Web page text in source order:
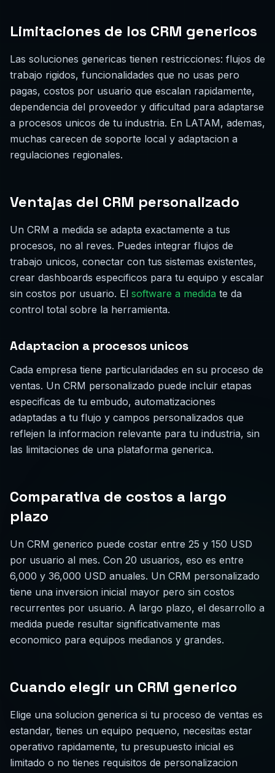
Limitaciones de los CRM genericos
Las soluciones genericas tienen restricciones: flujos de
trabajo rigidos, funcionalidades que no usas pero
pagas, costos por usuario que escalan rapidamente,
dependencia del proveedor y dificultad para adaptarse
a procesos unicos de tu industria. En LATAM, ademas,
muchas carecen de soporte local y adaptacion a
regulaciones regionales.
Ventajas del CRM personalizado
Un CRM a medida se adapta exactamente a tus
procesos, no al reves. Puedes integrar flujos de
trabajo unicos, conectar con tus sistemas existentes,
crear dashboards especificos para tu equipo y escalar
sin costos por usuario. El software a medida te da
control total sobre la herramienta.
Adaptacion a procesos unicos
Cada empresa tiene particularidades en su proceso de
ventas. Un CRM personalizado puede incluir etapas
especificas de tu embudo, automatizaciones
adaptadas a tu flujo y campos personalizados que
reflejen la informacion relevante para tu industria, sin
las limitaciones de una plataforma generica.
Comparativa de costos a largo
plazo
Un CRM generico puede costar entre 25 y 150 USD
por usuario al mes. Con 20 usuarios, eso es entre
6,000 y 36,000 USD anuales. Un CRM personalizado
tiene una inversion inicial mayor pero sin costos
recurrentes por usuario. A largo plazo, el desarrollo a
medida puede resultar significativamente mas
economico para equipos medianos y grandes.
Cuando elegir un CRM generico
Elige una solucion generica si tu proceso de ventas es
estandar, tienes un equipo pequeno, necesitas estar
operativo rapidamente, tu presupuesto inicial es
limitado o no tienes requisitos de personalizacion